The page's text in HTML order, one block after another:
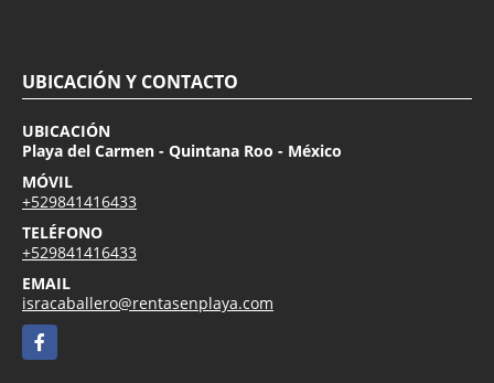
UBICACIÓN Y CONTACTO
UBICACIÓN
Playa del Carmen - Quintana Roo - México
MÓVIL
+529841416433
TELÉFONO
+529841416433
EMAIL
isracaballero@rentasenplaya.com
Facebook